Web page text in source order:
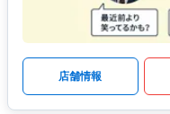
店舗情報